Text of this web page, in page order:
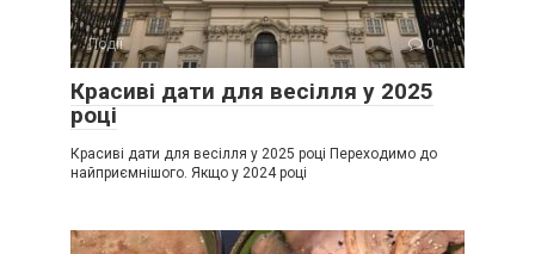
Події 0
Красиві дати для весілля у 2025
році
Красиві дати для весілля у 2025 році Переходимо до
найприємнішого. Якщо у 2024 році